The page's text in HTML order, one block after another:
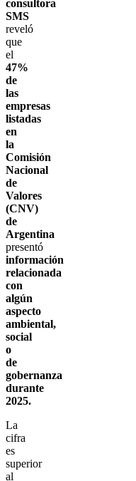
consultora
SMS
reveló
que
el
47%
de
las
empresas
listadas
en
la
Comisión
Nacional
de
Valores
(CNV)
de
Argentina
presentó
información
relacionada
con
algún
aspecto
ambiental,
social
o
de
gobernanza
durante
2025.
La
cifra
es
superior
al